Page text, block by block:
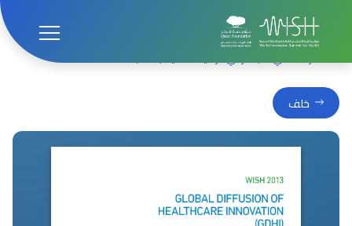
الصفحة الرئيسية
المنشورات
الانتشار العالمي للابتكار في الرعاية الصحية (GDHI)
خلف